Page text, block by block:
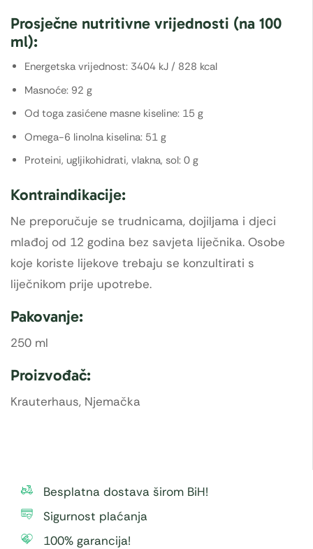
Prosječne nutritivne vrijednosti (na 100
ml):
Energetska vrijednost: 3404 kJ / 828 kcal
Masnoće: 92 g
Od toga zasićene masne kiseline: 15 g
Omega-6 linolna kiselina: 51 g
Proteini, ugljikohidrati, vlakna, sol: 0 g
Kontraindikacije:
Ne preporučuje se trudnicama, dojiljama i djeci
mlađoj od 12 godina bez savjeta liječnika. Osobe
koje koriste lijekove trebaju se konzultirati s
liječnikom prije upotrebe.
Pakovanje:
250 ml
Proizvođač:
Krauterhaus, Njemačka
Besplatna dostava širom BiH!
Sigurnost plaćanja
100% garancija!